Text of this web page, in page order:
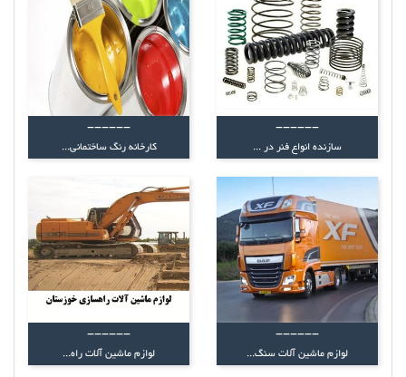
------
سازنده انواع فنر در ...
------
کارخانه رنگ ساختمانی...
------
لوازم ماشین آلات سنگ...
------
لوازم ماشین آلات راه...